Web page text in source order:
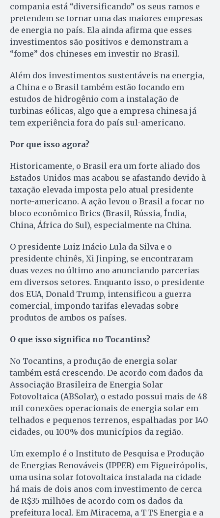
compania está “diversificando” os seus ramos e
pretendem se tornar uma das maiores empresas
de energia no país. Ela ainda afirma que esses
investimentos são positivos e demonstram a
“fome” dos chineses em investir no Brasil.
Além dos investimentos sustentáveis na energia,
a China e o Brasil também estão focando em
estudos de hidrogênio com a instalação de
turbinas eólicas, algo que a empresa chinesa já
tem experiência fora do país sul-americano.
Por que isso agora?
Historicamente, o Brasil era um forte aliado dos
Estados Unidos mas acabou se afastando devido à
taxação elevada imposta pelo atual presidente
norte-americano. A ação levou o Brasil a focar no
bloco econômico Brics (Brasil, Rússia, Índia,
China, África do Sul), especialmente na China.
O presidente Luiz Inácio Lula da Silva e o
presidente chinês, Xi Jinping, se encontraram
duas vezes no último ano anunciando parcerias
em diversos setores. Enquanto isso, o presidente
dos EUA, Donald Trump, intensificou a guerra
comercial, impondo tarifas elevadas sobre
produtos de ambos os países.
O que isso significa no Tocantins?
No Tocantins, a produção de energia solar
também está crescendo. De acordo com dados da
Associação Brasileira de Energia Solar
Fotovoltaica (ABSolar), o estado possui mais de 48
mil conexões operacionais de energia solar em
telhados e pequenos terrenos, espalhadas por 140
cidades, ou 100% dos municípios da região.
Um exemplo é o Instituto de Pesquisa e Produção
de Energias Renováveis (IPPER) em Figueirópolis,
uma usina solar fotovoltaica instalada na cidade
há mais de dois anos com investimento de cerca
de R$35 milhões de acordo com os dados da
prefeitura local. Em Miracema, a TTS Energia e a